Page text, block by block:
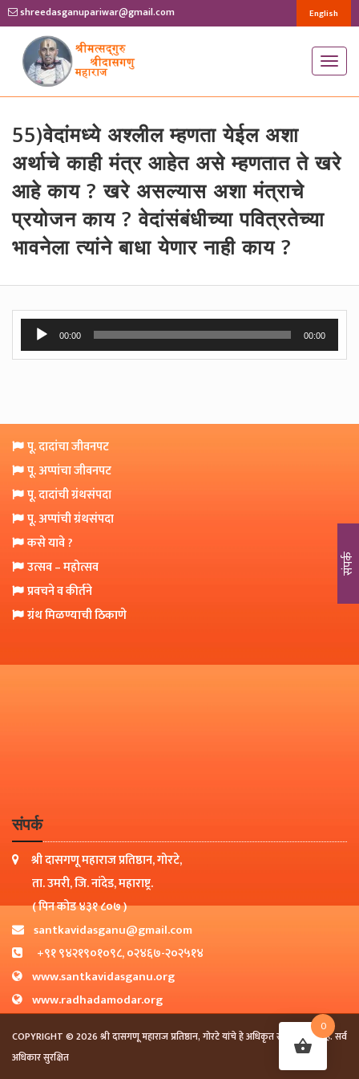
shreedasganupariwar@gmail.com English
T
l
e
g
a
t
i
55)वेदांमध्ये अश्लील म्हणता येईल अशा
अर्थाचे काही मंत्र आहेत असे म्हणतात ते खरे
आहे काय ? खरे असल्यास अशा मंत्राचे
प्रयोजन काय ? वेदांसंबंधीच्या पवित्रतेच्या
भावनेला त्यांने बाधा येणार नाही काय ?
Audio
Player
00:00 00:00
पू. दादांचा जीवनपट
पू. अप्पांचा जीवनपट
पू. दादांची ग्रंथसंपदा
पू. अप्पांची ग्रंथसंपदा
कसे यावे ?
उत्सव – महोत्सव
प्रवचने व कीर्तने
ग्रंथ मिळण्याची ठिकाणे
संपर्क
श्री दासगणू महाराज प्रतिष्ठान, गोरटे,
ता. उमरी, जि. नांदेड, महाराष्ट्र.
( पिन कोड ४३१ ८०७ )
santkavidasganu@gmail.com
+९१ ९४२१९०१०९८, ०२४६७-२०२५१४
www.santkavidasganu.org
www.radhadamodar.org
COPYRIGHT © 2026 श्री दासगणू महाराज प्रतिष्ठान, गोरटे यांचे हे अधिकृत संकेतस्थळ आहे. सर्व
अधिकार सुरक्षित
संपर्क
0